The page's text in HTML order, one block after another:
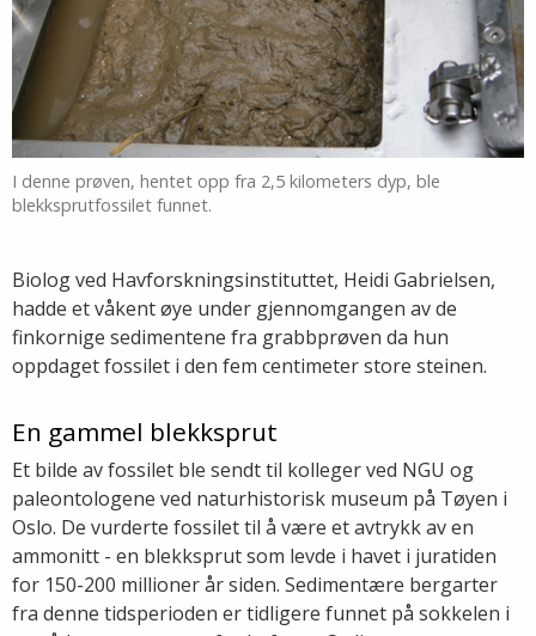
I denne prøven, hentet opp fra 2,5 kilometers dyp, ble
blekksprutfossilet funnet.
Biolog ved Havforskningsinstituttet, Heidi Gabrielsen,
hadde et våkent øye under gjennomgangen av de
finkornige sedimentene fra grabbprøven da hun
oppdaget fossilet i den fem centimeter store steinen.
En gammel blekksprut
Et bilde av fossilet ble sendt til kolleger ved NGU og
paleontologene ved naturhistorisk museum på Tøyen i
Oslo. De vurderte fossilet til å være et avtrykk av en
ammonitt - en blekksprut som levde i havet i juratiden
for 150-200 millioner år siden. Sedimentære bergarter
fra denne tidsperioden er tidligere funnet på sokkelen i